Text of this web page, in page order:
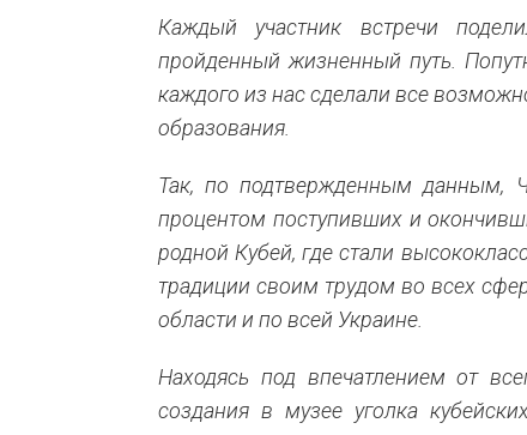
Каждый участник встречи
пройденный жизненный путь.
каждого из нас сделали все
образования.
Так, по подтвержденным данным,
процентом поступивших и
родной Кубей, где стали
традиции своим трудом во всех
области и по всей Украине.
Находясь под впечатлением от
создания в музее уголка